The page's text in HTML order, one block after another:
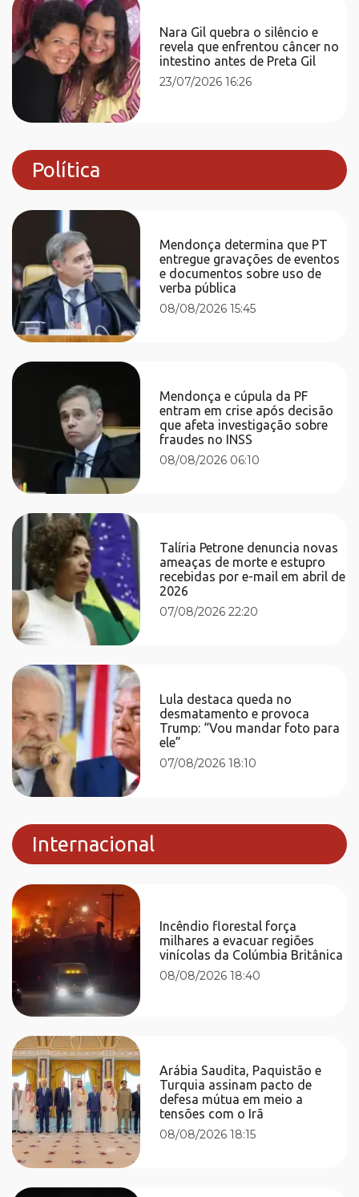
Nara Gil quebra o silêncio e
revela que enfrentou câncer no
intestino antes de Preta Gil
23/07/2026 16:26
Política
Mendonça determina que PT
entregue gravações de eventos
e documentos sobre uso de
verba pública
08/08/2026 15:45
Mendonça e cúpula da PF
entram em crise após decisão
que afeta investigação sobre
fraudes no INSS
08/08/2026 06:10
Talíria Petrone denuncia novas
ameaças de morte e estupro
recebidas por e-mail em abril de
2026
07/08/2026 22:20
Lula destaca queda no
desmatamento e provoca
Trump: “Vou mandar foto para
ele”
07/08/2026 18:10
Internacional
Incêndio florestal força
milhares a evacuar regiões
vinícolas da Colúmbia Britânica
08/08/2026 18:40
Arábia Saudita, Paquistão e
Turquia assinam pacto de
defesa mútua em meio a
tensões com o Irã
08/08/2026 18:15